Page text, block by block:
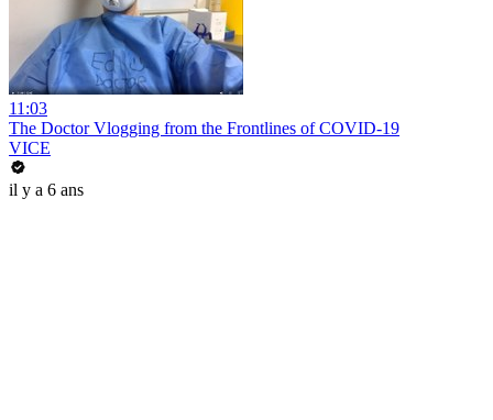
11:03
The Doctor Vlogging from the Frontlines of COVID-19
VICE
il y a 6 ans